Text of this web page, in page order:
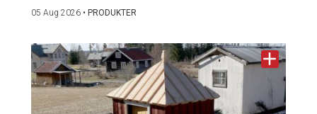
05 Aug 2026 • PRODUKTER